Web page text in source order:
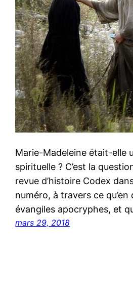
Marie-Madeleine était-elle
spirituelle ? C’est la
revue d’histoire Codex
numéro, à travers ce qu’en
évangiles apocryphes, et
mars 29, 2018